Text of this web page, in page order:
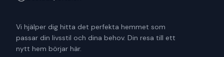
Vi hjälper dig hitta det perfekta hemmet som
passar din livsstil och dina behov. Din resa till ett
nytt hem börjar här.